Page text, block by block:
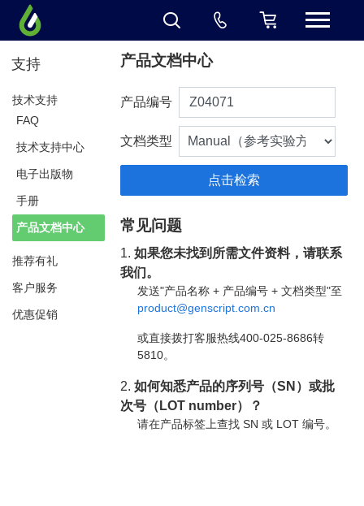
支持
技术支持
FAQ
技术支持中心
电子出版物
手册
产品文档中心
推荐有礼
客户服务
优惠促销
产品文档中心
产品编号
文档类型
常见问题
1.如果您未找到所需文件资料，请联系
我们。
发送"产品名称 + 产品编号 + 文档类型"至
product@genscript.com.cn
或直接拨打客服热线400-025-8686转
5810。
2.如何知悉产品的序列号（SN）或批
次号（LOT number）？
请在产品标签上查找 SN 或 LOT 编号。